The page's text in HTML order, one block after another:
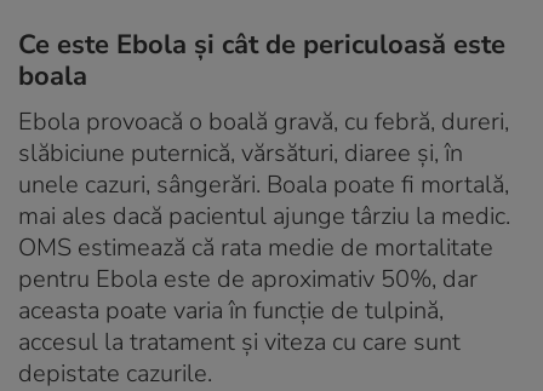
Ce este Ebola și cât de periculoasă este
boala
Ebola provoacă o boală gravă, cu febră, dureri,
slăbiciune puternică, vărsături, diaree și, în
unele cazuri, sângerări. Boala poate fi mortală,
mai ales dacă pacientul ajunge târziu la medic.
OMS estimează că rata medie de mortalitate
pentru Ebola este de aproximativ 50%, dar
aceasta poate varia în funcție de tulpină,
accesul la tratament și viteza cu care sunt
depistate cazurile.